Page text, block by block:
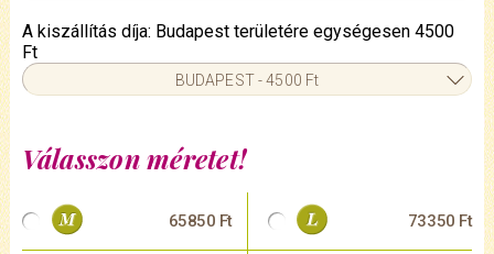
Válasszon méretet!
65850 Ft 73350 Ft
A kiszállítás díja: Budapest területére egységesen 4500
Ft
BUDAPEST - 4500 Ft